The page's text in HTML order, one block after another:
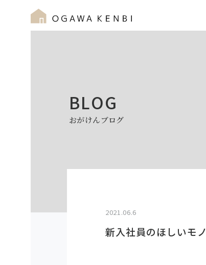
BLOG
おがけんブログ
2021.06.6
新入社員のほしいモノ